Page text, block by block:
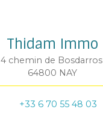
Thidam Immo
4 chemin de Bosdarros
64800 NAY
+33 6 70 55 48 03